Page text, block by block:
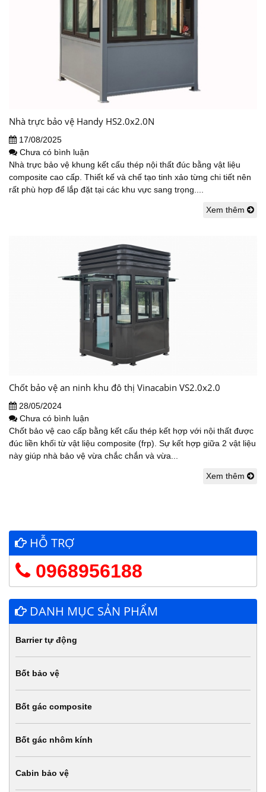
Nhà trực bảo vệ Handy HS2.0x2.0N
17/08/2025
Chưa có bình luận
Nhà trực bảo vệ khung kết cấu thép nội thất đúc bằng vật liệu
composite cao cấp. Thiết kế và chế tạo tinh xảo từng chi tiết nên
rất phù hợp để lắp đặt tại các khu vực sang trọng....
Xem thêm
Chốt bảo vệ an ninh khu đô thị Vinacabin VS2.0x2.0
28/05/2024
Chưa có bình luận
Chốt bảo vệ cao cấp bằng kết cấu thép kết hợp với nội thất được
đúc liền khối từ vật liệu composite (frp). Sự kết hợp giữa 2 vật liệu
này giúp nhà bảo vệ vừa chắc chắn và vừa...
Xem thêm
HỖ TRỢ
0968956188
DANH MỤC SẢN PHẨM
Barrier tự động
Bốt bảo vệ
Bốt gác composite
Bốt gác nhôm kính
Cabin bảo vệ